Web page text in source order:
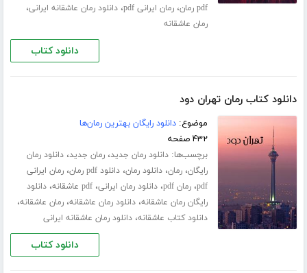
pdf رمان
،رمان ایرانی pdf ،دانلود رمان عاشقانه ایرانی،
رمان عاشقانه
دانلود کتاب
دانلود کتاب رمان تهران دود
موضوع:دانلود رایگان بهترین رمان‌ها
۴۳۲ صفحه
برچسب‌ها:دانلود رمان جدید،رمان جدید،دانلود رمان
رایگان،رمان،دانلود رمان،دانلود pdf رمان ،رمان ایرانی
pdf،رمان pdf ،دانلود رمان ایرانی،pdf عاشقانه ،دانلود
رایگان رمان عاشقانه،دانلود رمان عاشقانه،رمان عاشقانه،
دانلود کتاب عاشقانه،دانلود رمان عاشقانه ایرانی
دانلود کتاب